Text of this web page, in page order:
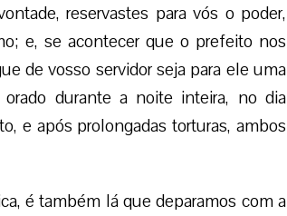
reservastes para vós o poder,
e, se acontecer que o prefeito nos
de vosso servidor seja para ele uma
durante a noite inteira, no dia
e após prolongadas torturas, ambos
é também lá que deparamos com a